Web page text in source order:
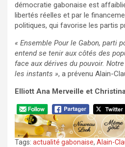
démocratie gabonaise est
libertés réelles et par le
politiques, qui favorise les partis
« Ensemble Pour le Gabon, parti
entend se tenir aux côtés des
face aux dérives du pouvoir.
les instants », a prévenu Alain-
Elliott Ana Merveille et
Tags: actualité gabonaise, Alain-